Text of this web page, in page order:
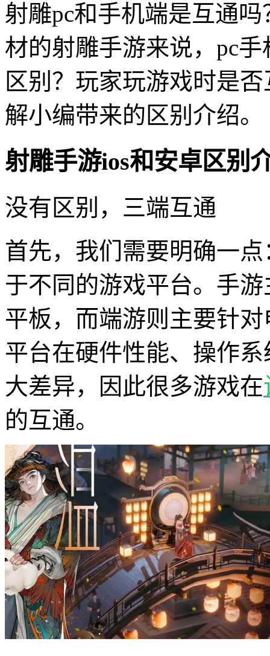
射雕pc和手机端是互通
材的射雕手游来说，pc
区别？玩家玩游戏时是
解小编带来的区别介绍。
射雕手游ios和安卓区别
没有区别，三端互通
首先，我们需要明确一
于不同的游戏平台。手
平板，而端游则主要针
平台在硬件性能、操作
大差异，因此很多游戏在
的互通。